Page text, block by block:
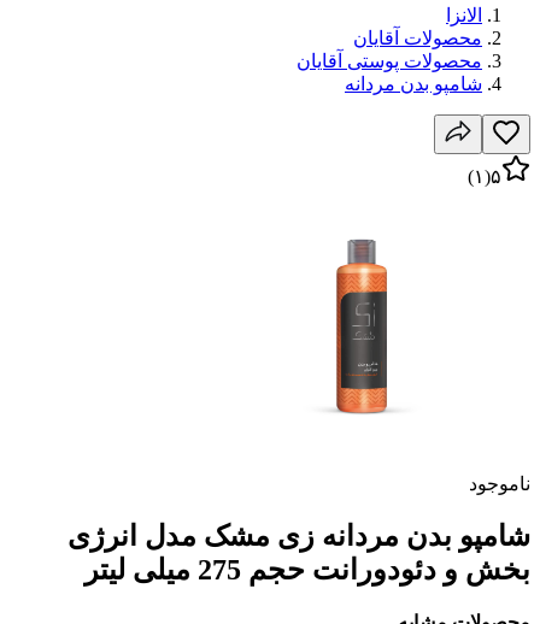
الانزا
محصولات آقایان
محصولات پوستی آقایان
شامپو بدن مردانه
۵(۱)
ناموجود
شامپو بدن مردانه زی مشک مدل انرژی
بخش و دئودورانت حجم 275 میلی لیتر